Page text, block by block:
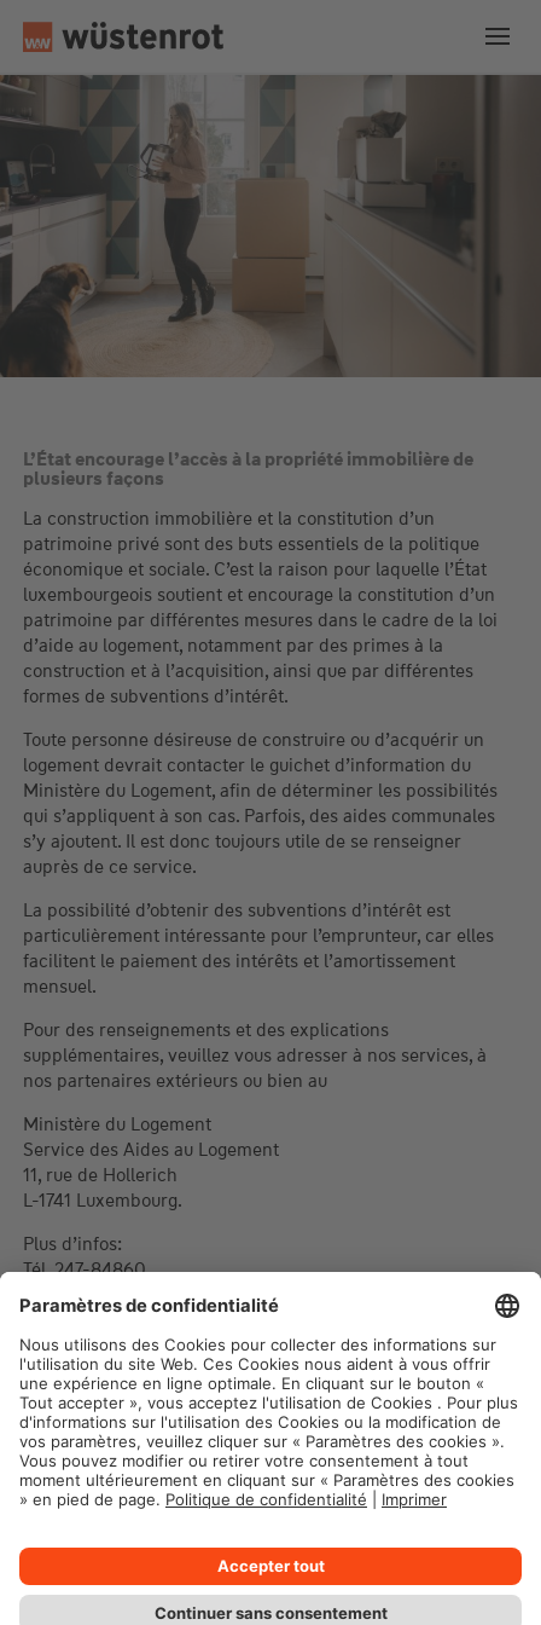
L’État encourage l’accès à la propriété immobilière de
plusieurs façons
La construction immobilière et la constitution d’un
patrimoine privé sont des buts essentiels de la politique
économique et sociale. C’est la raison pour laquelle l’État
luxembourgeois soutient et encourage la constitution d’un
patrimoine par différentes mesures dans le cadre de la loi
d’aide au logement, notamment par des primes à la
construction et à l’acquisition, ainsi que par différentes
formes de subventions d’intérêt.
Toute personne désireuse de construire ou d’acquérir un
logement devrait contacter le guichet d’information du
Ministère du Logement, afin de déterminer les possibilités
qui s’appliquent à son cas. Parfois, des aides communales
s’y ajoutent. Il est donc toujours utile de se renseigner
auprès de ce service.
La possibilité d’obtenir des subventions d’intérêt est
particulièrement intéressante pour l’emprunteur, car elles
facilitent le paiement des intérêts et l’amortissement
mensuel.
Pour des renseignements et des explications
supplémentaires, veuillez vous adresser à nos services, à
nos partenaires extérieurs ou bien au
Ministère du Logement
Service des Aides au Logement
11, rue de Hollerich
L-1741 Luxembourg.
Plus d’infos:
Tél. 247-84860
www.logement.lu
Les documents requis en vue d’une demande sont
également disponibles au Ministère.
Mentions légales
Paramètres des cookies